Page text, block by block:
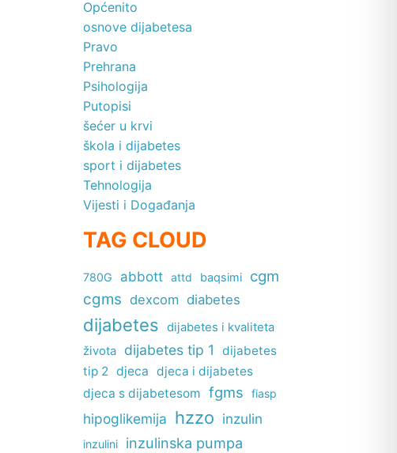
Općenito
osnove dijabetesa
Pravo
Prehrana
Psihologija
Putopisi
šećer u krvi
škola i dijabetes
sport i dijabetes
Tehnologija
Vijesti i Događanja
TAG CLOUD
780G abbott attd baqsimi cgm
cgms dexcom diabetes
dijabetes
dijabetes i kvaliteta
života
dijabetes tip 1
dijabetes
tip 2 djeca djeca i dijabetes
djeca s dijabetesom fgms fiasp
hipoglikemija hzzo inzulin
inzulini inzulinska pumpa